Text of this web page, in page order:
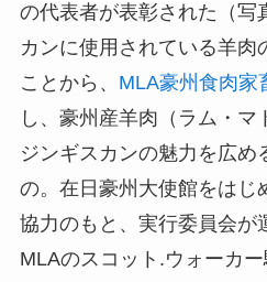
の代表者が表彰された（写
カンに使用されている羊肉
ことから、 MLA豪州食肉家
し、豪州産羊肉（ラム・マ
ジンギスカンの魅力を広め
の。在日豪州大使館をはじ
協力のもと、実行委員会が
MLAのスコット.ウォーカ